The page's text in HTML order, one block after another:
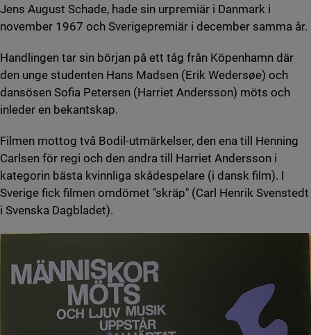
Jens August Schade, hade sin urpremiär i Danmark i
november 1967 och Sverigepremiär i december samma år.
Handlingen tar sin början på ett tåg från Köpenhamn där
den unge studenten Hans Madsen (Erik Wedersøe) och
dansösen Sofia Petersen (Harriet Andersson) möts och
inleder en bekantskap.
Filmen mottog två Bodil-utmärkelser, den ena till Henning
Carlsen för regi och den andra till Harriet Andersson i
kategorin bästa kvinnliga skådespelare (i dansk film). I
Sverige fick filmen omdömet "skräp" (Carl Henrik Svenstedt
i Svenska Dagbladet).